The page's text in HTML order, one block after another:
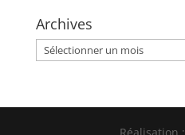
Archives
Archives